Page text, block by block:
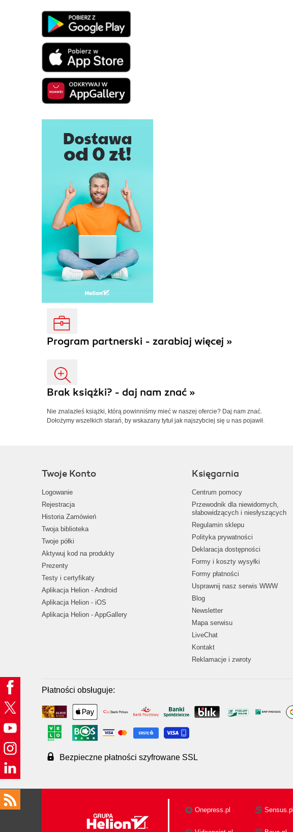
Program partnerski - zarabiaj więcej »
Brak książki? - daj nam znać »
Nie znalazłeś książki, którą powinniśmy mieć w naszej ofercie? Daj nam znać.
Dołożymy wszelkich starań, by wskazany tytuł jak najszybciej się u nas pojawił.
Twoje Konto
Logowanie
Rejestracja
Historia Zamówień
Twoja biblioteka
Twoje półki
Aktywuj kod na produkty
Prezenty
Testy i certyfikaty
Aplikacja Helion - Android
Aplikacja Helion - iOS
Aplikacja Helion - AppGallery
Księgarnia
Centrum pomocy
Przewodnik dla niewidomych,
słabowidzących i niesłyszących
Regulamin sklepu
Polityka prywatności
Deklaracja dostępności
Formy i koszty wysyłki
Formy płatności
Usprawnij nasz serwis WWW
Blog
Newsletter
Mapa serwisu
LiveChat
Kontakt
Reklamacje i zwroty
Płatności obsługuje:
Bezpieczne płatności szyfrowane SSL
Onepress.pl Sensus.pl